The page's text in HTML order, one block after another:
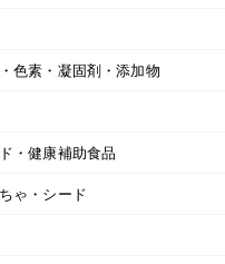
色素・凝固剤・添加物
・健康補助食品
ゃ・シード